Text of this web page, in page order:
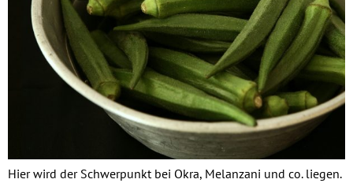
Hier wird der Schwerpunkt bei Okra, Melanzani und co. liegen.